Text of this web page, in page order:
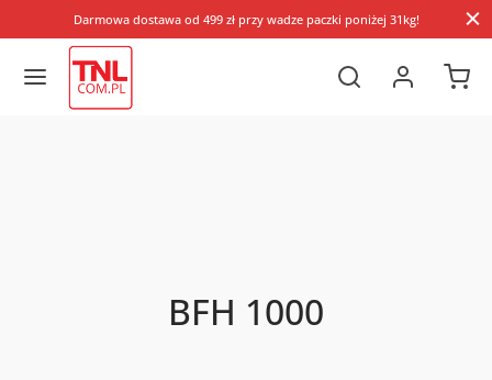
Darmowa dostawa od 499 zł przy wadze paczki poniżej 31kg!
BFH 1000